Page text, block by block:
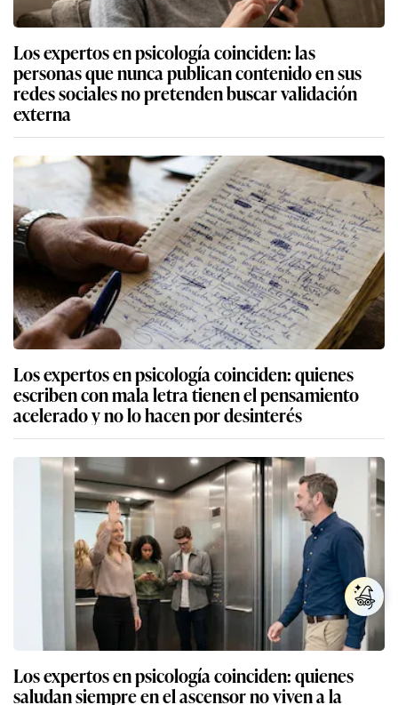
Los expertos en psicología coinciden: las
personas que nunca publican contenido en sus
redes sociales no pretenden buscar validación
externa
Los expertos en psicología coinciden: quienes
escriben con mala letra tienen el pensamiento
acelerado y no lo hacen por desinterés
Los expertos en psicología coinciden: quienes
saludan siempre en el ascensor no viven a la